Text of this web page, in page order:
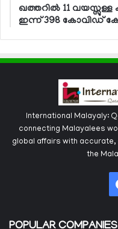
ഖത്തറില്‍ 11 വയസ്സുള്ള
ഇന്ന് 398 കോവിഡ്
International Malayaly:
connecting Malayalees
global affairs with
the